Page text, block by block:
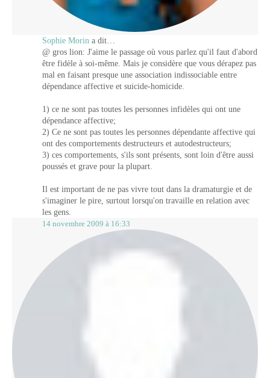
Sophie Morin a dit…
@ gros lion: J'aime le passage où vous parlez qu'il faut d'abord
être fidèle à soi-même. Mais je considère que vous dérapez pas
mal en faisant presque une association indissociable entre
dépendance affective et suicide-homicide.
1) ce ne sont pas toutes les personnes infidèles qui ont une
dépendance affective;
2) Ce ne sont pas toutes les personnes dépendante affective qui
ont des comportements destructeurs et autodestructeurs;
3) ces comportements, s'ils sont présents, sont loin d'être aussi
poussés et grave pour la plupart.
Il est important de ne pas vivre tout dans la dramaturgie et de
s'imaginer le pire, surtout lorsqu'on travaille en relation avec
les gens.
14 novembre 2009 à 16:33